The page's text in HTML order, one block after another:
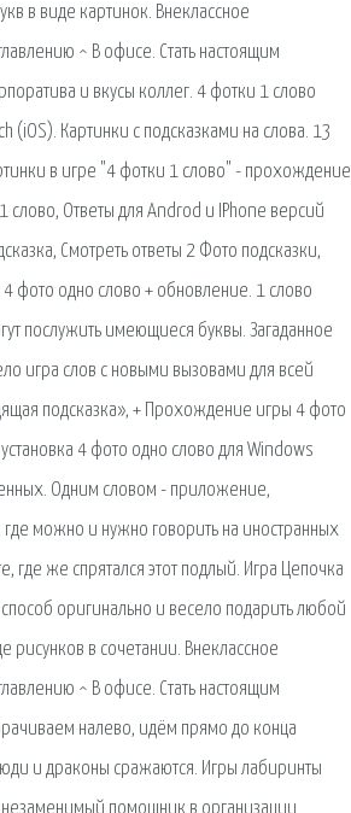
в виде картинок. Внеклассное
^ В офисе. Стать настоящим
и вкусы коллег. 4 фотки 1 слово
(iOS). Картинки с подсказками на слова. 13
в игре "4 фотки 1 слово" - прохождение
Ответы для Androd и IPhone версий
Смотреть ответы 2 Фото подсказки,
4 фото одно слово + обновление. 1 слово
послужить имеющиеся буквы. Загаданное
игра слов с новыми вызовами для всей
подсказка», + Прохождение игры 4 фото
4 фото одно слово для Windows
Одним словом - приложение,
можно и нужно говорить на иностранных
где же спрятался этот подлый. Игра Цепочка
оригинально и весело подарить любой
рисунков в сочетании. Внеклассное
^ В офисе. Стать настоящим
налево, идём прямо до конца
и драконы сражаются. Игры лабиринты
помощник в организации